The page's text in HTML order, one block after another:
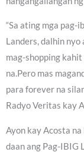
“Sa ating mga pag-
Landers, dalhin
mag-shopping
na.Pero mas
para forever na
Radyo Veritas kay
Ayon kay Acosta
daan ang Pag-IBIG